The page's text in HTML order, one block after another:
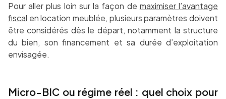
Pour aller plus loin sur la façon de maximiser l’avantage
fiscal en location meublée, plusieurs paramètres doivent
être considérés dès le départ, notamment la structure
du bien, son financement et sa durée d’exploitation
envisagée.
Micro-BIC ou régime réel : quel choix pour